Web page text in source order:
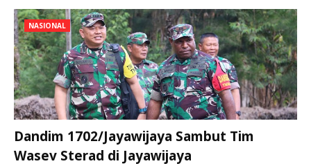
NASIONAL
Dandim 1702/Jayawijaya Sambut Tim
Wasev Sterad di Jayawijaya